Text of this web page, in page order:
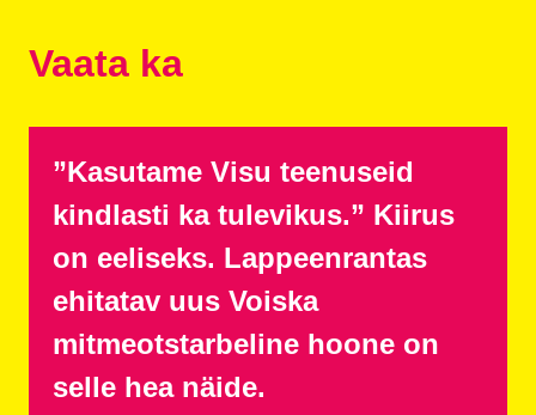
Vaata ka
”Kasutame Visu teenuseid
kindlasti ka tulevikus.” Kiirus
on eeliseks. Lappeenrantas
ehitatav uus Voiska
mitmeotstarbeline hoone on
selle hea näide.